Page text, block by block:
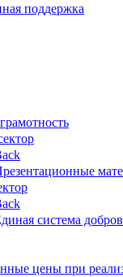
поддержка
система
цены при